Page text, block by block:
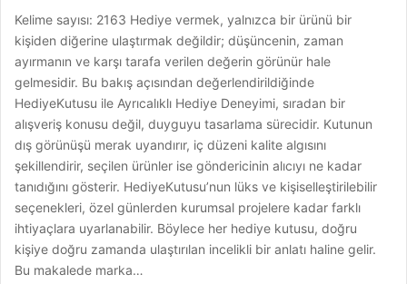
Kelime sayısı: 2163 Hediye vermek, yalnızca bir ürünü bir
kişiden diğerine ulaştırmak değildir; düşüncenin, zaman
ayırmanın ve karşı tarafa verilen değerin görünür hale
gelmesidir. Bu bakış açısından değerlendirildiğinde
HediyeKutusu ile Ayrıcalıklı Hediye Deneyimi, sıradan bir
alışveriş konusu değil, duyguyu tasarlama sürecidir. Kutunun
dış görünüşü merak uyandırır, iç düzeni kalite algısını
şekillendirir, seçilen ürünler ise göndericinin alıcıyı ne kadar
tanıdığını gösterir. HediyeKutusu’nun lüks ve kişiselleştirilebilir
seçenekleri, özel günlerden kurumsal projelere kadar farklı
ihtiyaçlara uyarlanabilir. Böylece her hediye kutusu, doğru
kişiye doğru zamanda ulaştırılan incelikli bir anlatı haline gelir.
Bu makalede marka…